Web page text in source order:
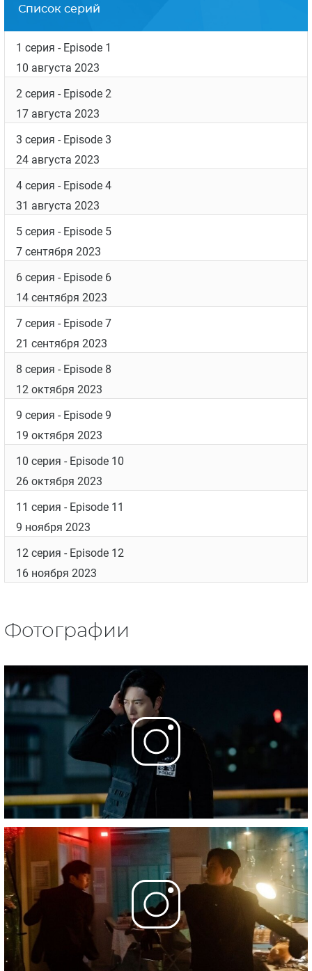
Список серий
1 серия - Episode 1
10 августа 2023
2 серия - Episode 2
17 августа 2023
3 серия - Episode 3
24 августа 2023
4 серия - Episode 4
31 августа 2023
5 серия - Episode 5
7 сентября 2023
6 серия - Episode 6
14 сентября 2023
7 серия - Episode 7
21 сентября 2023
8 серия - Episode 8
12 октября 2023
9 серия - Episode 9
19 октября 2023
10 серия - Episode 10
26 октября 2023
11 серия - Episode 11
9 ноября 2023
12 серия - Episode 12
16 ноября 2023
Фотографии